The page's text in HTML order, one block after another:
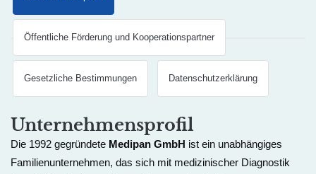
Öffentliche Förderung und Kooperationspartner
Gesetzliche Bestimmungen Datenschutzerklärung
Unternehmensprofil
Die 1992 gegründete Medipan GmbH ist ein unabhängiges
Familienunternehmen, das sich mit medizinischer Diagnostik